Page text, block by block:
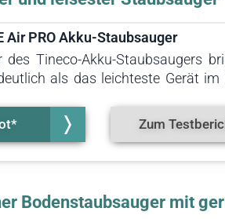
Air PRO Akku-Staubsauger
des Tineco-Akku-Staubsaugers
als das leichteste Gerät
Wahl für diejenigen,
als Stiel- als auch als
Zum
Bodenstaubsauger mit